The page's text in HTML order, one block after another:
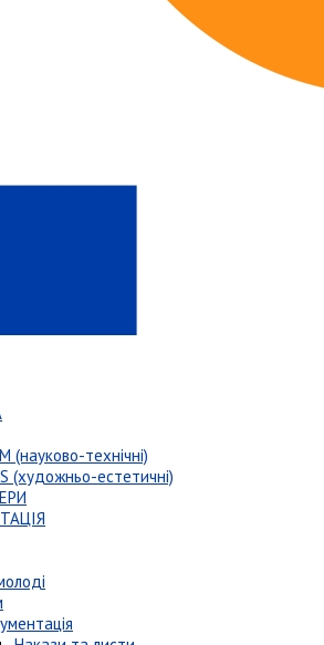
(науково-технічні)
(художньо-естетичні)